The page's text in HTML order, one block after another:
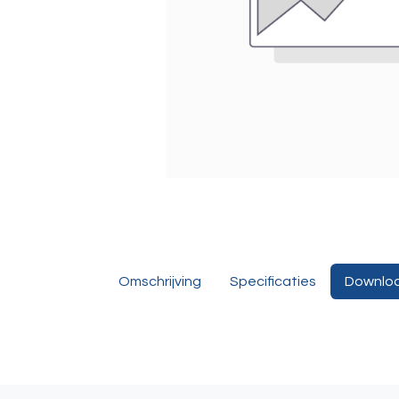
Omschrijving Specificaties